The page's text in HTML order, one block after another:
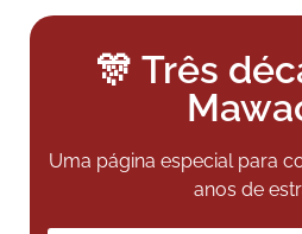
🎊 Três
Uma página especial para
anos de